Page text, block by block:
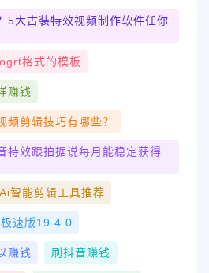
5大古装特效视频制作软件任你
格式的模板
赚钱
频剪辑技巧有哪些？
特效跟拍据说每月能稳定获得
智能剪辑工具推荐
速版19.4.0
赚钱 刷抖音赚钱